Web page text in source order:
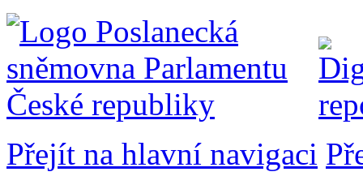
Přejít na hlavní navigaci